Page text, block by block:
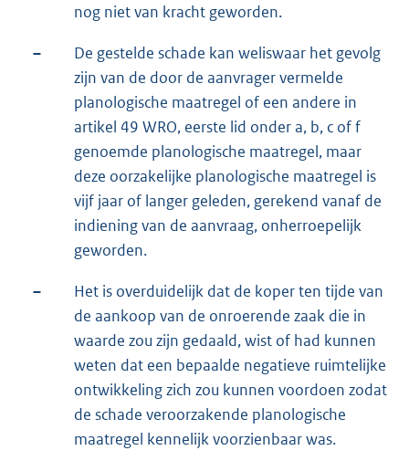
nog niet van kracht geworden.
–
De gestelde schade kan weliswaar het gevolg
zijn van de door de aanvrager vermelde
planologische maatregel of een andere in
artikel 49 WRO, eerste lid onder a, b, c of f
genoemde planologische maatregel, maar
deze oorzakelijke planologische maatregel is
vijf jaar of langer geleden, gerekend vanaf de
indiening van de aanvraag, onherroepelijk
geworden.
–
Het is overduidelijk dat de koper ten tijde van
de aankoop van de onroerende zaak die in
waarde zou zijn gedaald, wist of had kunnen
weten dat een bepaalde negatieve ruimtelijke
ontwikkeling zich zou kunnen voordoen zodat
de schade veroorzakende planologische
maatregel kennelijk voorzienbaar was.